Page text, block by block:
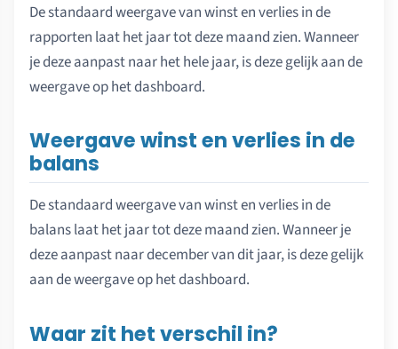
De standaard weergave van winst en verlies in de
rapporten laat het jaar tot deze maand zien. Wanneer
je deze aanpast naar het hele jaar, is deze gelijk aan de
weergave op het dashboard.
Weergave winst en verlies in de
balans
De standaard weergave van winst en verlies in de
balans laat het jaar tot deze maand zien. Wanneer je
deze aanpast naar december van dit jaar, is deze gelijk
aan de weergave op het dashboard.
Waar zit het verschil in?